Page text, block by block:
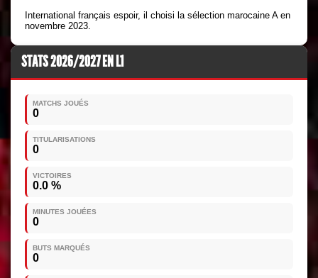
International français espoir, il choisi la sélection marocaine A en
novembre 2023.
STATS 2026/2027 EN L1
MATCHS JOUÉS
0
TITULARISATIONS
0
VICTOIRES
0.0 %
MINUTES JOUÉES
0
BUTS MARQUÉS
0